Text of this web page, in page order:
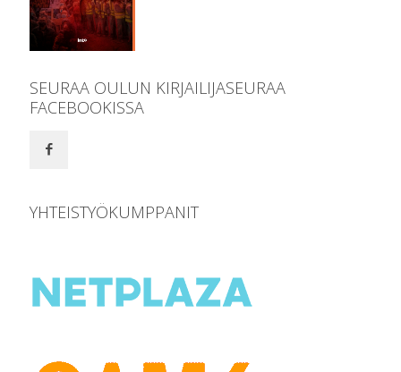
SEURAA OULUN KIRJAILIJASEURAA
FACEBOOKISSA
YHTEISTYÖKUMPPANIT